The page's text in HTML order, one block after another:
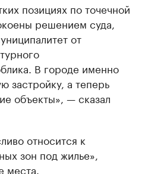
позициях по точечной
решением суда,
от
В городе именно
застройку, а теперь
объекты», — сказал
относится к
зон под жилье»,
места.